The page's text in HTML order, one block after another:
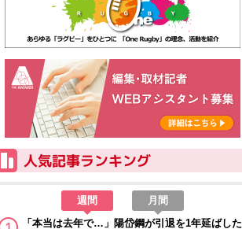
週間
月間
「本当は去年で…」陽岱鋼が引退を1年延ばした